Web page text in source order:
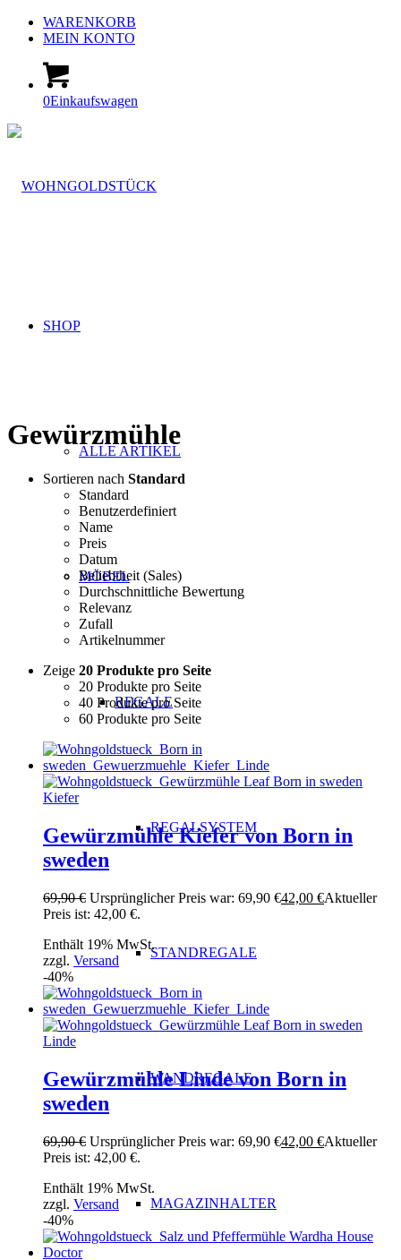
WARENKORB
MEIN KONTO
0Einkaufswagen
SHOP
ALLE ARTIKEL
MÖBEL
REGALE
REGALSYSTEM
STANDREGALE
WANDREGALE
MAGAZINHALTER
Gewürzmühle
Sortieren nach Standard
Standard
Benutzerdefiniert
Name
Preis
Datum
Beliebtheit (Sales)
Durchschnittliche Bewertung
Relevanz
Zufall
Artikelnummer
Zeige 20 Produkte pro Seite
20 Produkte pro Seite
40 Produkte pro Seite
60 Produkte pro Seite
Gewürzmühle Kiefer von Born in
sweden
69,90€ Ursprünglicher Preis war: 69,90 €42,00 €Aktueller
Preis ist: 42,00 €.
Enthält 19% MwSt.
zzgl. Versand
-40%
Gewürzmühle Linde von Born in
sweden
69,90€ Ursprünglicher Preis war: 69,90 €42,00 €Aktueller
Preis ist: 42,00 €.
Enthält 19% MwSt.
zzgl. Versand
-40%